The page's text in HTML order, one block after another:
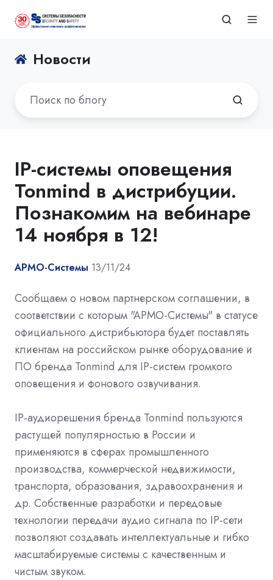
Новости
IP-системы оповещения
Tonmind в дистрибуции.
Познакомим на вебинаре
14 ноября в 12!
АРМО-Системы 13/11/24
Сообщаем о новом партнерском соглашении, в
соответствии с которым "АРМО-Системы" в статусе
официального дистрибьютора будет поставлять
клиентам на российском рынке оборудование и
ПО бренда Tonmind для IP-систем громкого
оповещения и фонового озвучивания.
IP-аудиорешения бренда Tonmind пользуются
растущей популярностью в России и
применяются в сферах промышленного
производства, коммерческой недвижимости,
транспорта, образования, здравоохранения и
др. Собственные разработки и передовые
технологии передачи аудио сигнала по IP-сети
позволяют создавать интеллектуальные и гибко
масштабируемые системы с качественным и
чистым звуком.